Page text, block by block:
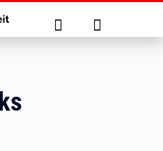
Suche Anmelden